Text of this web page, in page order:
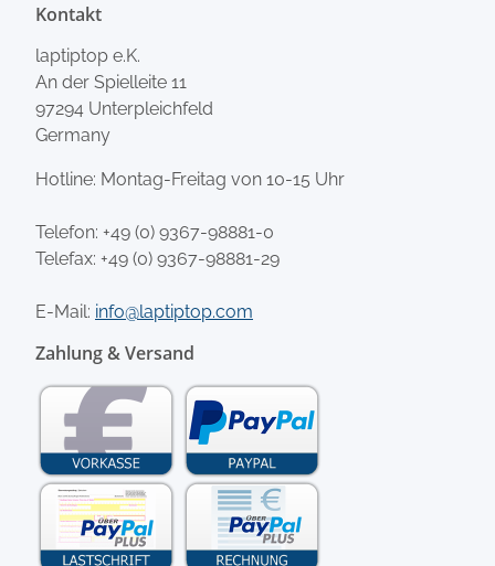
Kontakt
laptiptop e.K.
An der Spielleite 11
97294 Unterpleichfeld
Germany
Hotline: Montag-Freitag von 10-15 Uhr
Telefon: +49 (0) 9367-98881-0
Telefax: +49 (0) 9367-98881-29
E-Mail: info@laptiptop.com
Zahlung & Versand